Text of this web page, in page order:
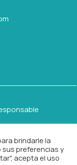
AVISO LEGAL
DE PRIVACIDAD
brindarle la
preferencias y
acepta el uso